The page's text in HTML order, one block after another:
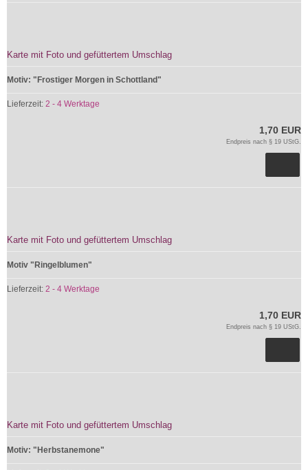
Karte mit Foto und gefüttertem Umschlag
Motiv: "Frostiger Morgen in Schottland"
Lieferzeit: 2 - 4 Werktage
1,70 EUR
Endpreis nach § 19 UStG.
Karte mit Foto und gefüttertem Umschlag
Motiv "Ringelblumen"
Lieferzeit: 2 - 4 Werktage
1,70 EUR
Endpreis nach § 19 UStG.
Karte mit Foto und gefüttertem Umschlag
Motiv: "Herbstanemone"